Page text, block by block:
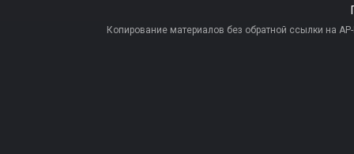
Копирование материалов без обратной ссылки на